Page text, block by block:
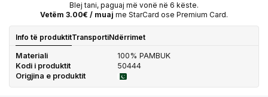
Blej tani, paguaj më vonë në 6 këste.
Vetëm 3.00€ / muaj me StarCard ose Premium Card.
Info të produktitTransportiNdërrimet
Materiali
100% PAMBUK
Kodi i produktit
50444
Origjina e produktit